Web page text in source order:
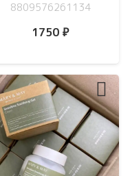
8809576261134
1750 ₽